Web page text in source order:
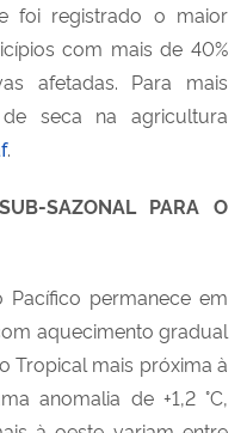
foi registrado o maior
com mais de 40%
afetadas. Para mais
seca na agricultura
.
SAZONAL PARA O
permanece em
aquecimento gradual
Tropical mais próxima à
anomalia de +1,2 °C,